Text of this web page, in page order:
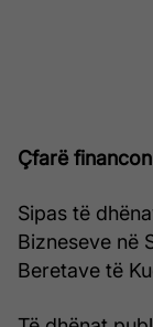
Çfarë
Sipas të
Bizneseve në
Beretave të